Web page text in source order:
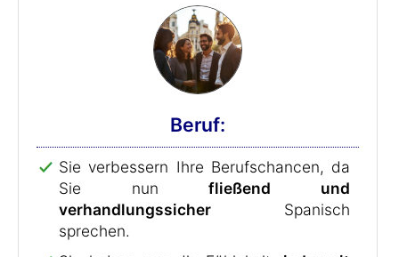
Beruf:
Sie verbessern Ihre Berufschancen, da
Sie nunfließend und
verhandlungssicher Spanisch
sprechen.